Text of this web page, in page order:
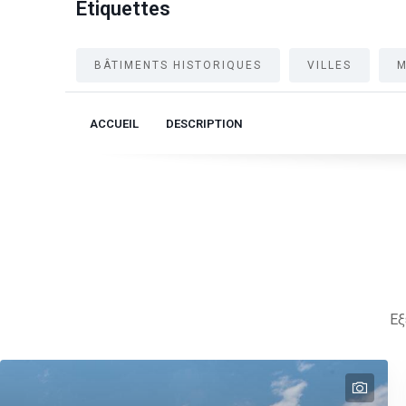
Étiquettes
BÂTIMENTS HISTORIQUES VILLES
ACCUEIL DESCRIPTION
text